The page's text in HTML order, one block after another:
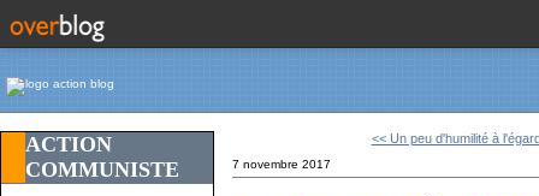
ACTION
COMMUNISTE
<< Un peu d'humilité à
7 novembre 2017